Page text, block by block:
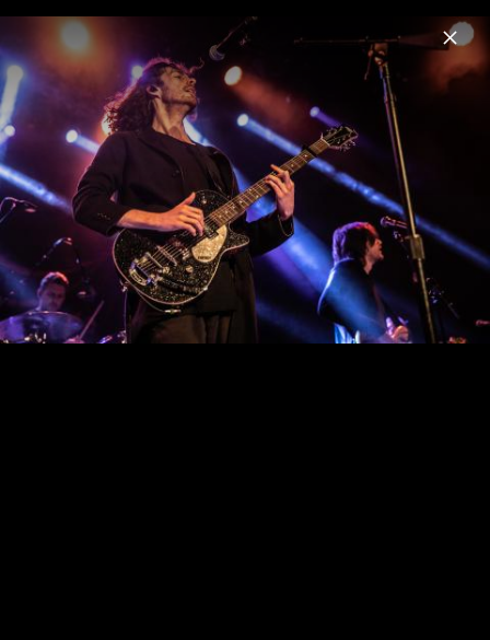
Menu
Hozier
Home Musik Videos Fotos Biografie
Pressebilder 2023